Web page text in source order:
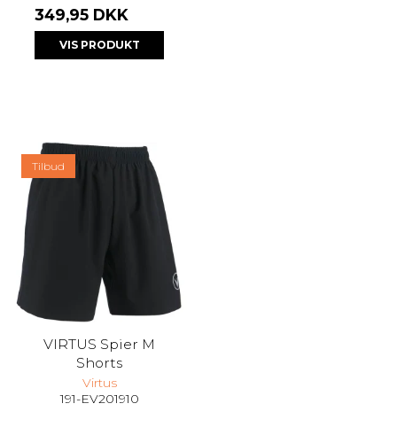
349,95 DKK
VIS PRODUKT
Tilbud
VIRTUS Spier M
Shorts
Virtus
191-EV201910